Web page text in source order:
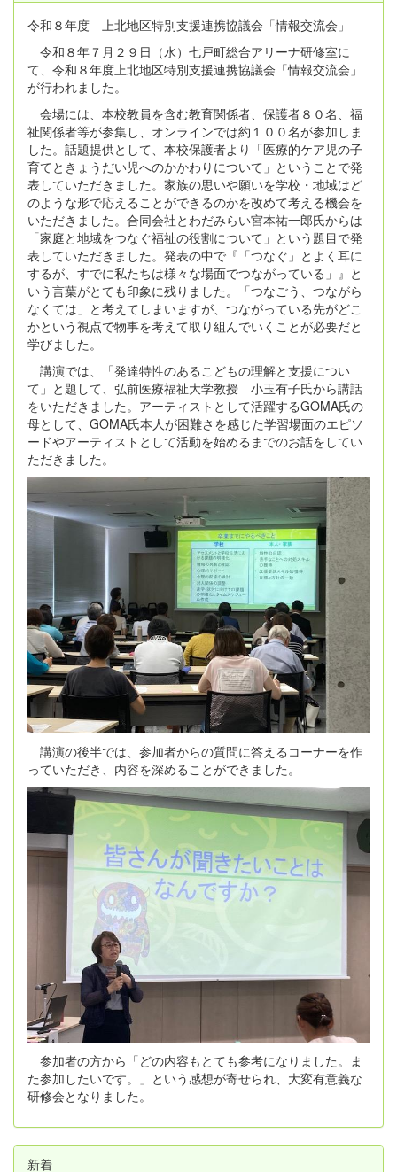
令和８年度 上北地区特別支援連携協議会「情報交流会」
令和８年７月２９日（水）七戸町総合アリーナ研修室に
て、令和８年度上北地区特別支援連携協議会「情報交流会」
が行われました。
会場には、本校教員を含む教育関係者、保護者８０名、福
祉関係者等が参集し、オンラインでは約１００名が参加しま
した。話題提供として、本校保護者より「医療的ケア児の子
育てときょうだい児へのかかわりについて」ということで発
表していただきました。家族の思いや願いを学校・地域はど
のような形で応えることができるのかを改めて考える機会を
いただきました。合同会社とわだみらい宮本祐一郎氏からは
「家庭と地域をつなぐ福祉の役割について」という題目で発
表していただきました。発表の中で『「つなぐ」とよく耳に
するが、すでに私たちは様々な場面でつながっている」』と
いう言葉がとても印象に残りました。「つなごう、つながら
なくては」と考えてしまいますが、つながっている先がどこ
かという視点で物事を考えて取り組んでいくことが必要だと
学びました。
講演では、「発達特性のあるこどもの理解と支援につい
て」と題して、弘前医療福祉大学教授 小玉有子氏から講話
をいただきました。アーティストとして活躍するGOMA氏の
母として、GOMA氏本人が困難さを感じた学習場面のエピソ
ードやアーティストとして活動を始めるまでのお話をしてい
ただきました。
講演の後半では、参加者からの質問に答えるコーナーを作
っていただき、内容を深めることができました。
参加者の方から「どの内容もとても参考になりました。ま
た参加したいです。」という感想が寄せられ、大変有意義な
研修会となりました。
新着